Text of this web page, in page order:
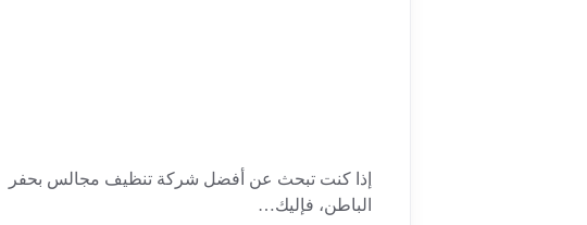
إذا كنت تبحث عن أفضل شركة تنظيف مجالس بحفر
الباطن، فإليك…